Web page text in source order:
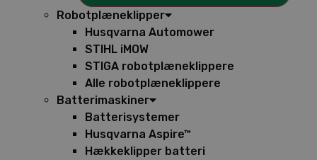
Robotplæneklipper
Husqvarna Automower
STIHL iMOW
STIGA robotplæneklippere
Alle robotplæneklippere
Batterimaskiner
Batterisystemer
Husqvarna Aspire™
Hækkeklipper batteri